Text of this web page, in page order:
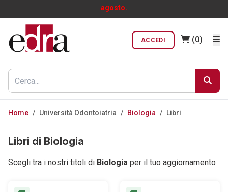
agosto.
ACCEDI (0)
Home / Università Odontoiatria / Biologia / Libri
Libri di Biologia
Scegli tra i nostri titoli di Biologia per il tuo aggiornamento